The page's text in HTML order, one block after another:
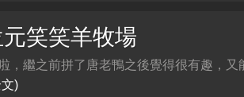
元笑笑羊牧場
，繼之前拼了唐老鴨之後覺得很有趣，
)